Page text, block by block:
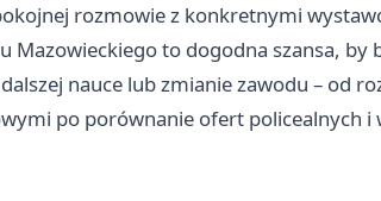
rozmowie z konkretnymi
Mazowieckiego to dogodna szansa, by
nauce lub zmianie zawodu – od
po porównanie ofert policealnych i